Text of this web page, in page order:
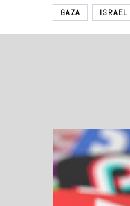
GAZA ISRAEL